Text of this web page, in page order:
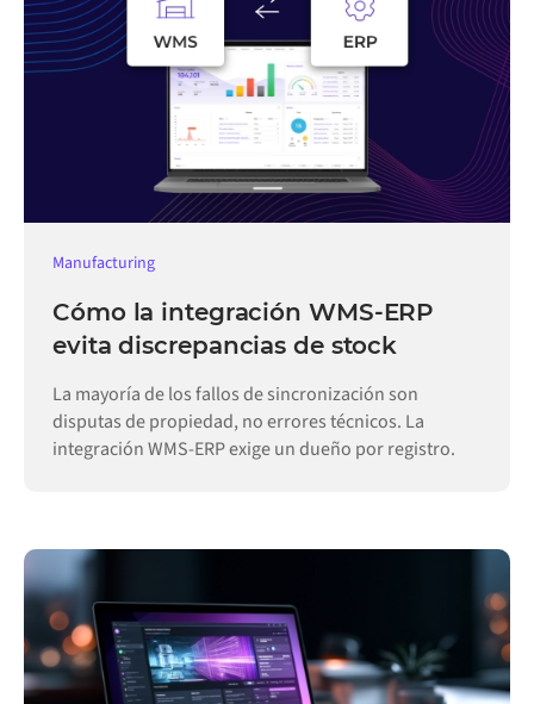
Manufacturing
Cómo la integración WMS-ERP
evita discrepancias de stock
La mayoría de los fallos de sincronización son
disputas de propiedad, no errores técnicos. La
integración WMS-ERP exige un dueño por registro.